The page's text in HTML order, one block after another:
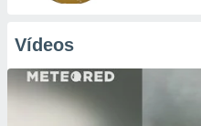
Vídeos